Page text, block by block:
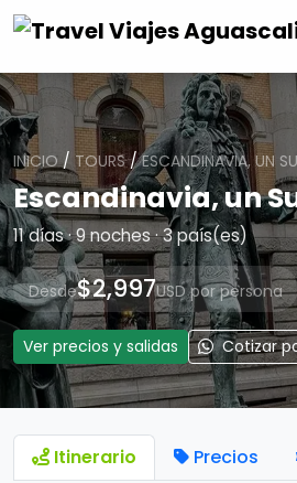
INICIO/ TOURS/ESCANDINAVIA, UN
Escandinavia, un
11 días · 9 noches · 3 país(es)
Desde$2,997USD por persona
Ver precios y salidas Cotizar
Itinerario Precios